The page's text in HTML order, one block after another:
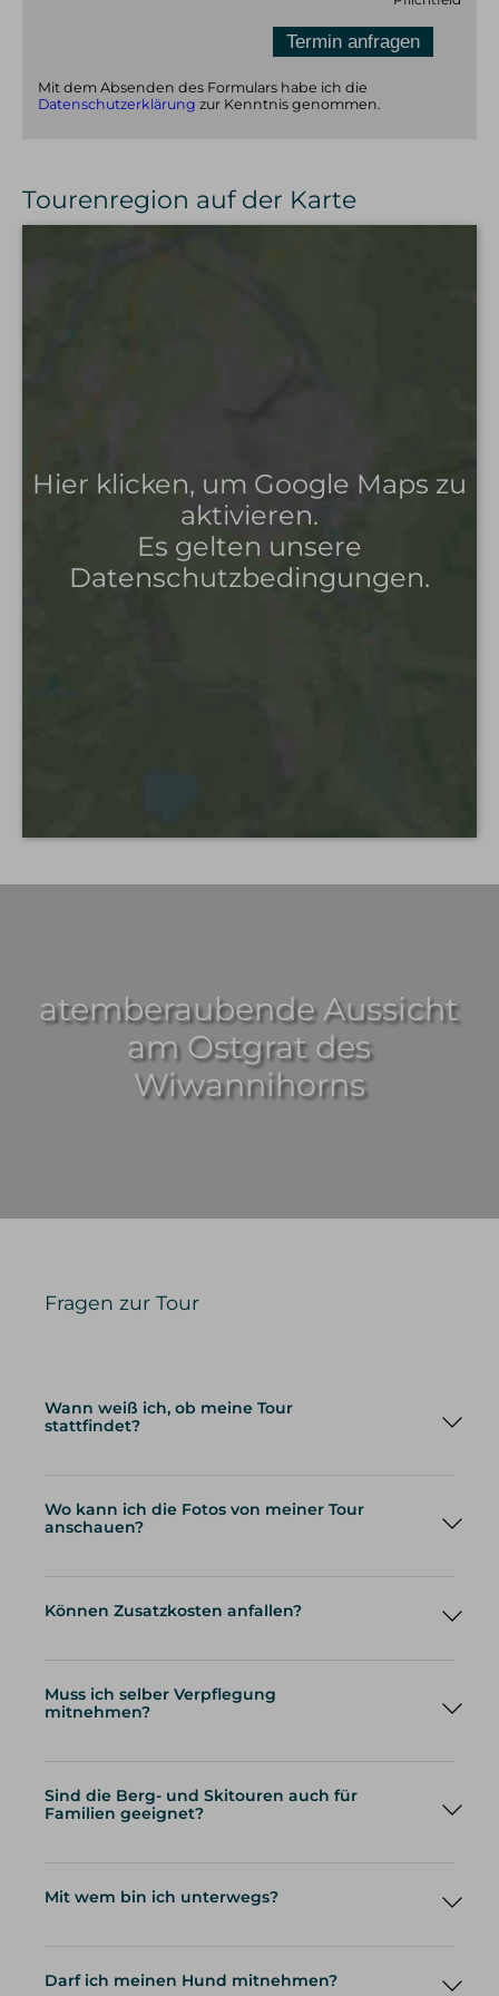
Mit dem Absenden des Formulars habe ich die
Datenschutzerklärung zur Kenntnis genommen.
Tourenregion auf der Karte
Hier klicken, um Google Maps zu
aktivieren.
Es gelten unsere
Datenschutzbedingungen.
atemberaubende Aussicht
am Ostgrat des
Wiwannihorns
Fragen zur Tour
Wann weiß ich, ob meine Tour
stattfindet?
Wo kann ich die Fotos von meiner Tour
anschauen?
Können Zusatzkosten anfallen?
Muss ich selber Verpflegung
mitnehmen?
Sind die Berg- und Skitouren auch für
Familien geeignet?
Mit wem bin ich unterwegs?
Darf ich meinen Hund mitnehmen?